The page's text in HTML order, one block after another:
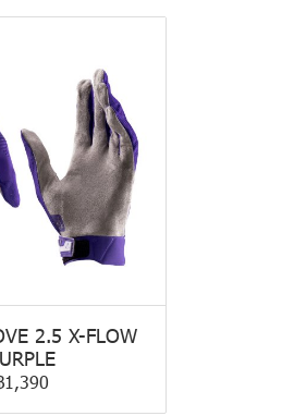
2.5 X-FLOW
1,390